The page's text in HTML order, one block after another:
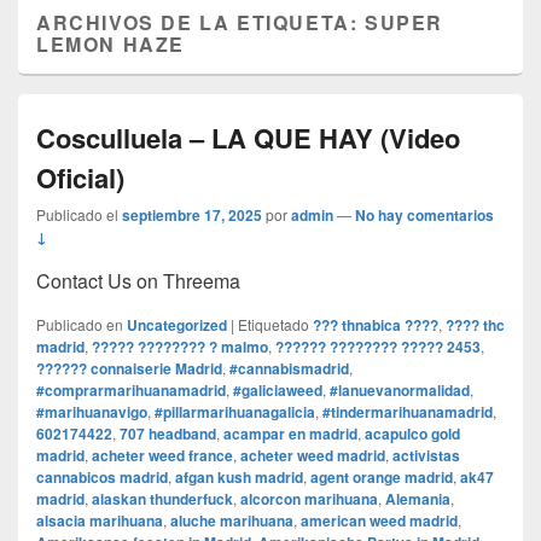
ARCHIVOS DE LA ETIQUETA:SUPER
LEMON HAZE
Cosculluela – LA QUE HAY (Video
Oficial)
Publicado el septiembre 17, 2025poradmin—No hay comentarios
↓
Contact Us on Threema
Publicado en Uncategorized | Etiquetado ??? thnabica ????, ???? thc
madrid, ????? ???????? ? malmo, ?????? ???????? ????? 2453,
?????? connaiserie Madrid, #cannabismadrid,
#comprarmarihuanamadrid, #galiciaweed, #lanuevanormalidad,
#marihuanavigo, #pillarmarihuanagalicia, #tindermarihuanamadrid,
602174422, 707 headband, acampar en madrid, acapulco gold
madrid, acheter weed france, acheter weed madrid, activistas
cannabicos madrid, afgan kush madrid, agent orange madrid, ak47
madrid, alaskan thunderfuck, alcorcon marihuana, Alemania,
alsacia marihuana, aluche marihuana, american weed madrid,